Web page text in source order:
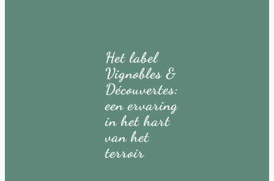
Het label
Vignobles &
Découvertes:
een ervaring
in het hart
van het
terroir